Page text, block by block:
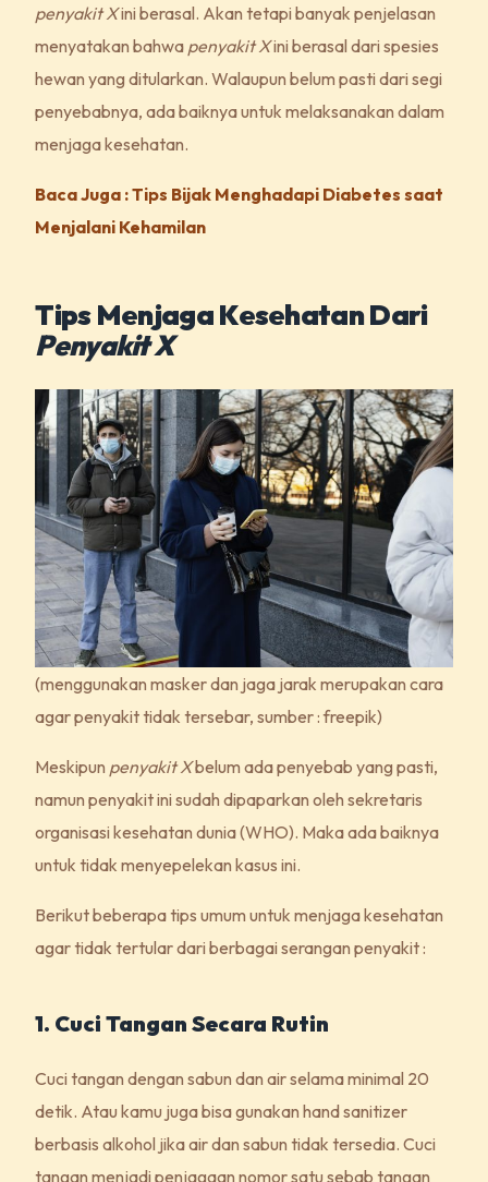
penyakit Xini berasal. Akan tetapi banyak penjelasan
menyatakan bahwa penyakit Xini berasal dari spesies
hewan yang ditularkan. Walaupun belum pasti dari segi
penyebabnya, ada baiknya untuk melaksanakan dalam
menjaga kesehatan.
Baca Juga : Tips Bijak Menghadapi Diabetes saat
Menjalani Kehamilan
Tips Menjaga Kesehatan Dari
Penyakit X
(menggunakan masker dan jaga jarak merupakan cara
agar penyakit tidak tersebar, sumber : freepik)
Meskipun penyakit Xbelum ada penyebab yang pasti,
namun penyakit ini sudah dipaparkan oleh sekretaris
organisasi kesehatan dunia (WHO). Maka ada baiknya
untuk tidak menyepelekan kasus ini.
Berikut beberapa tips umum untuk menjaga kesehatan
agar tidak tertular dari berbagai serangan penyakit :
1. Cuci Tangan Secara Rutin
Cuci tangan dengan sabun dan air selama minimal 20
detik. Atau kamu juga bisa gunakan hand sanitizer
berbasis alkohol jika air dan sabun tidak tersedia. Cuci
tangan menjadi penjagaan nomor satu sebab tangan